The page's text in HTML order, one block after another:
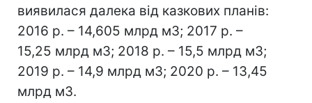
виявилася далека від казкових планів:
2016 р. – 14,605 млрд м3; 2017 р. –
15,25 млрд м3; 2018 р. – 15,5 млрд м3;
2019 р. – 14,9 млрд м3; 2020 р. – 13,45
млрд м3.